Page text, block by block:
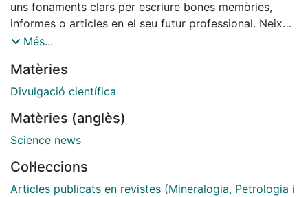
uns fonaments clars per escriure bones memòries,
informes o articles en el seu futur professional. Neix
de la necessitat de millorar la seva competència
(professors + estudiants de diferent nivell) d'un article
divulgatiu, amb revisió externa, i en la seva posterior
metodologia docent d'Aprenentatge-Servei (ApS)
entre els estudiants
Més...
Matèries
Divulgació científica
Matèries (anglès)
Science news
Col·leccions
Articles publicats en revistes (Mineralogia, Petrologia i